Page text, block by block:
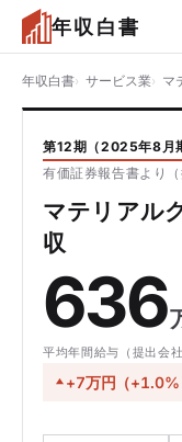
年収白書
年収白書 サービス業 マ
第12期（2025年8月
有価証券報告書より
マテリアル
収
636
平均年間給与（提出会
+7万円（+1.0%